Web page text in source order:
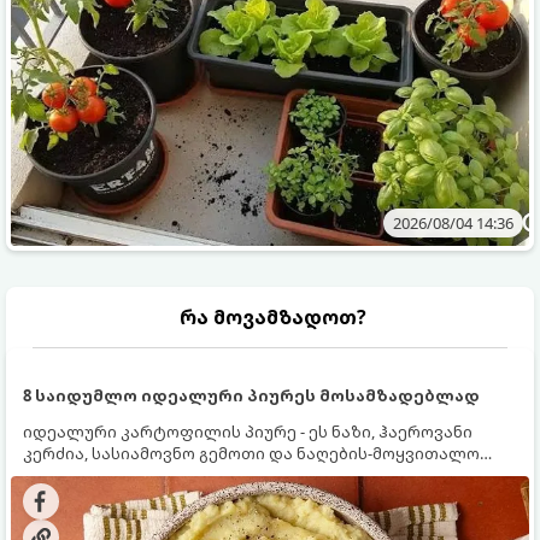
2026/08/04 14:36
რა მოვამზადოთ?
8 საიდუმლო იდეალური პიურეს მოსამზადებლად
იდეალური კარტოფილის პიურე - ეს ნაზი, ჰაეროვანი
კერძია, სასიამოვნო გემოთი და ნაღების-მოყვითალო
ფერით. მისი მომზადება ძალიან მარტივია, მაგრამ
არსებობს რამდენიმე საიდუმლო, რომლებიც უნდა
იცოდეთ, რომ პიურე იდეალურად გემრიელი გამოვიდეს.